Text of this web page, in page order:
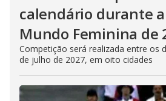
calendário durante a
Mundo Feminina de
Competição será realizada entre os
de julho de 2027, em oito cidades